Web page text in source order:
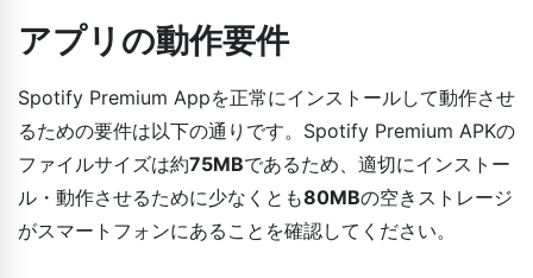
アプリの動作要件
Spotify Premium Appを正常にインストールして動作させ
るための要件は以下の通りです。Spotify Premium APKの
ファイルサイズは約75MBであるため、適切にインストー
ル・動作させるために少なくとも80MBの空きストレージ
がスマートフォンにあることを確認してください。